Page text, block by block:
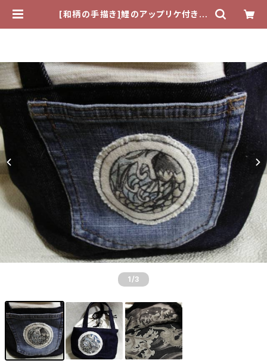
[和柄の手描き]鯉のアップリケ付きポ
1 /3